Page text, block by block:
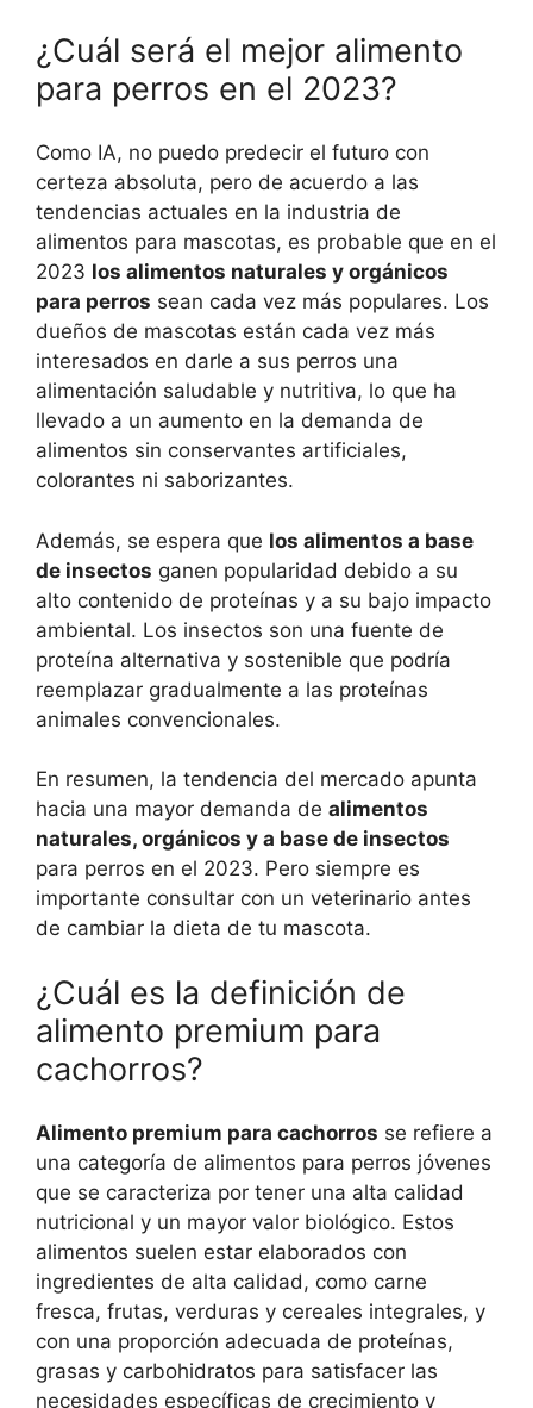
¿Cuál será el mejor alimento
para perros en el 2023?
Como IA, no puedo predecir el futuro con
certeza absoluta, pero de acuerdo a las
tendencias actuales en la industria de
alimentos para mascotas, es probable que en el
2023 los alimentos naturales y orgánicos
para perros sean cada vez más populares. Los
dueños de mascotas están cada vez más
interesados en darle a sus perros una
alimentación saludable y nutritiva, lo que ha
llevado a un aumento en la demanda de
alimentos sin conservantes artificiales,
colorantes ni saborizantes.
Además, se espera que los alimentos a base
de insectos ganen popularidad debido a su
alto contenido de proteínas y a su bajo impacto
ambiental. Los insectos son una fuente de
proteína alternativa y sostenible que podría
reemplazar gradualmente a las proteínas
animales convencionales.
En resumen, la tendencia del mercado apunta
hacia una mayor demanda de alimentos
naturales, orgánicos y a base de insectos
para perros en el 2023. Pero siempre es
importante consultar con un veterinario antes
de cambiar la dieta de tu mascota.
¿Cuál es la definición de
alimento premium para
cachorros?
Alimento premium para cachorros se refiere a
una categoría de alimentos para perros jóvenes
que se caracteriza por tener una alta calidad
nutricional y un mayor valor biológico. Estos
alimentos suelen estar elaborados con
ingredientes de alta calidad, como carne
fresca, frutas, verduras y cereales integrales, y
con una proporción adecuada de proteínas,
grasas y carbohidratos para satisfacer las
necesidades específicas de crecimiento y